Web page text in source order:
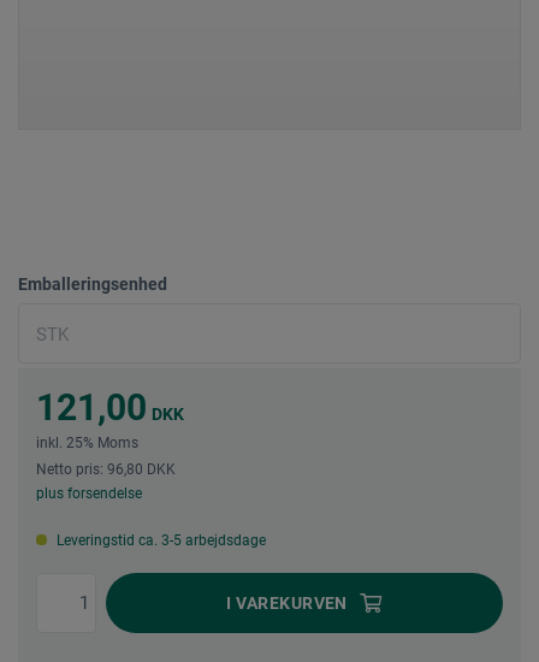
Emballeringsenhed
121,00 DKK
inkl. 25% Moms
Netto pris: 96,80 DKK
plus forsendelse
Leveringstid ca. 3-5 arbejdsdage
I VAREKURVEN